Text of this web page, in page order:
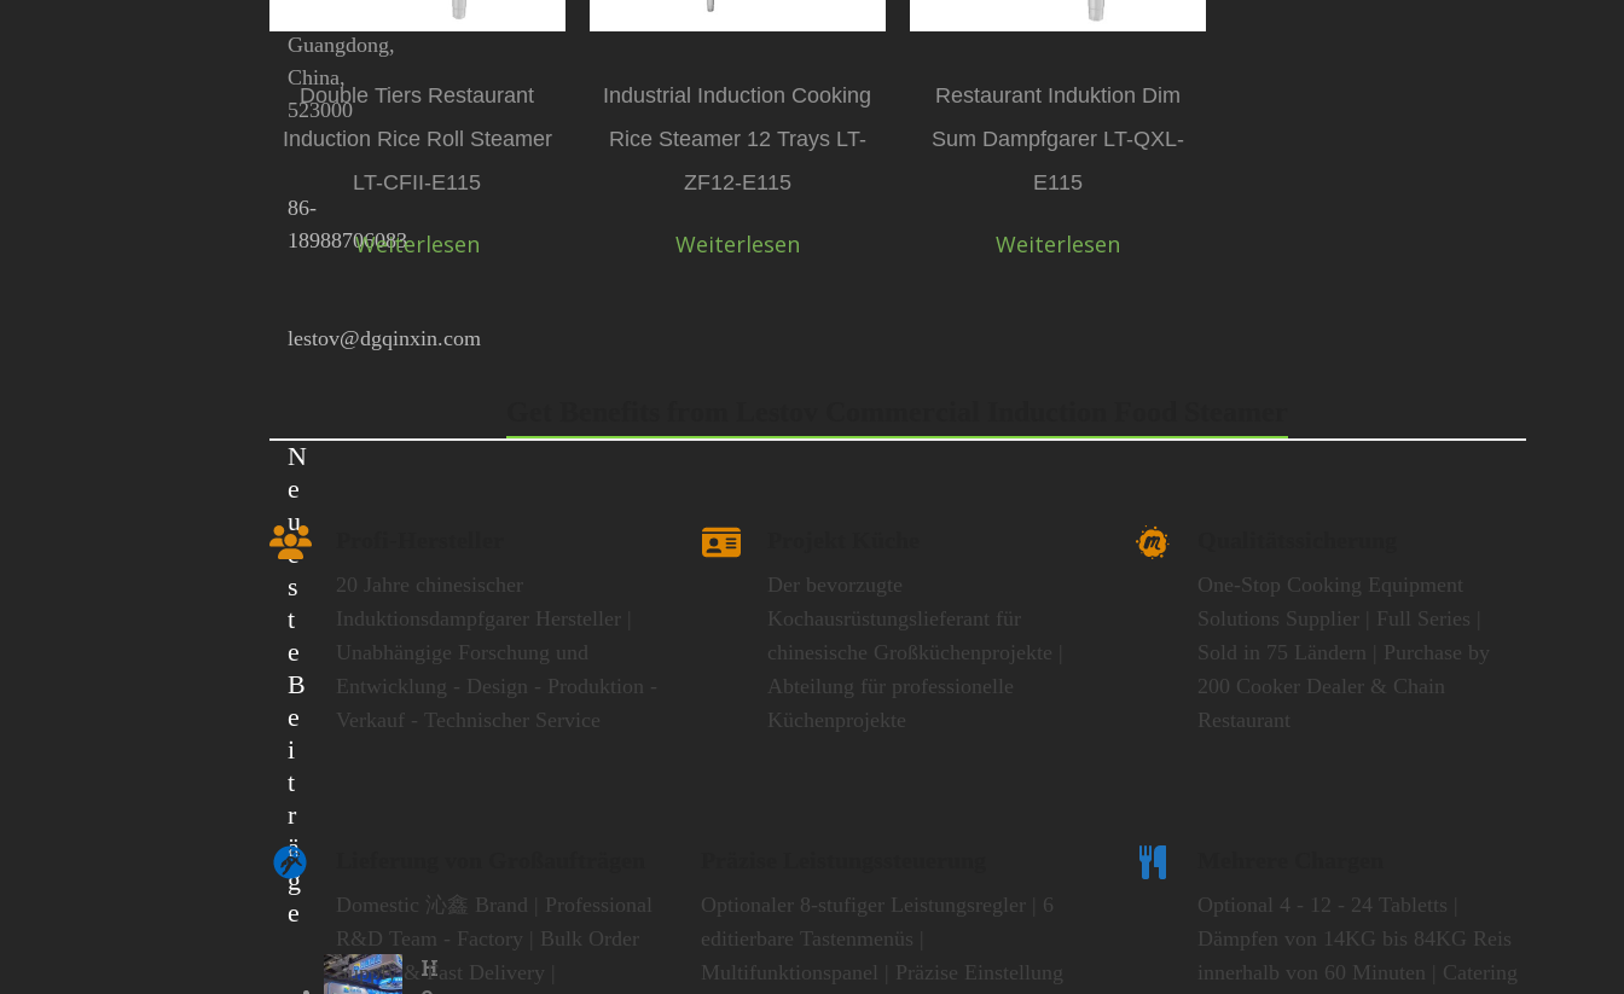
Double Tiers Restaurant
Induction Rice Roll Steamer
LT-CFII-E115
Weiterlesen
Industrial Induction Cooking
Rice Steamer 12 Trays LT-
ZF12-E115
Weiterlesen
Restaurant Induktion Dim
Sum Dampfgarer LT-QXL-
E115
Weiterlesen
20 Jahre chinesischer
Induktionsdampfgarer Hersteller |
Unabhängige Forschung und
Entwicklung - Design - Produktion -
Verkauf - Technischer Service
Der bevorzugte
Kochausrüstungslieferant für
chinesische Großküchenprojekte |
Abteilung für professionelle
Küchenprojekte
One-Stop Cooking Equipment
Solutions Supplier | Full Series |
Sold in 75 Ländern | Purchase by
200 Cooker Dealer & Chain
Restaurant
Domestic 沁鑫 Brand | Professional
R&D Team - Factory | Bulk Order
Supply & Fast Delivery |
Optionaler 8-stufiger Leistungsregler | 6
editierbare Tastenmenüs |
Multifunktionspanel | Präzise Einstellung
Optional 4 - 12 - 24 Tabletts |
Dämpfen von 14KG bis 84KG Reis
innerhalb von 60 Minuten | Catering
Guangdong,
China,
523000
86-
18988706083
lestov@dgqinxin.com
N
e
u
e
s
t
e
B
e
i
t
r
ä
g
e
H